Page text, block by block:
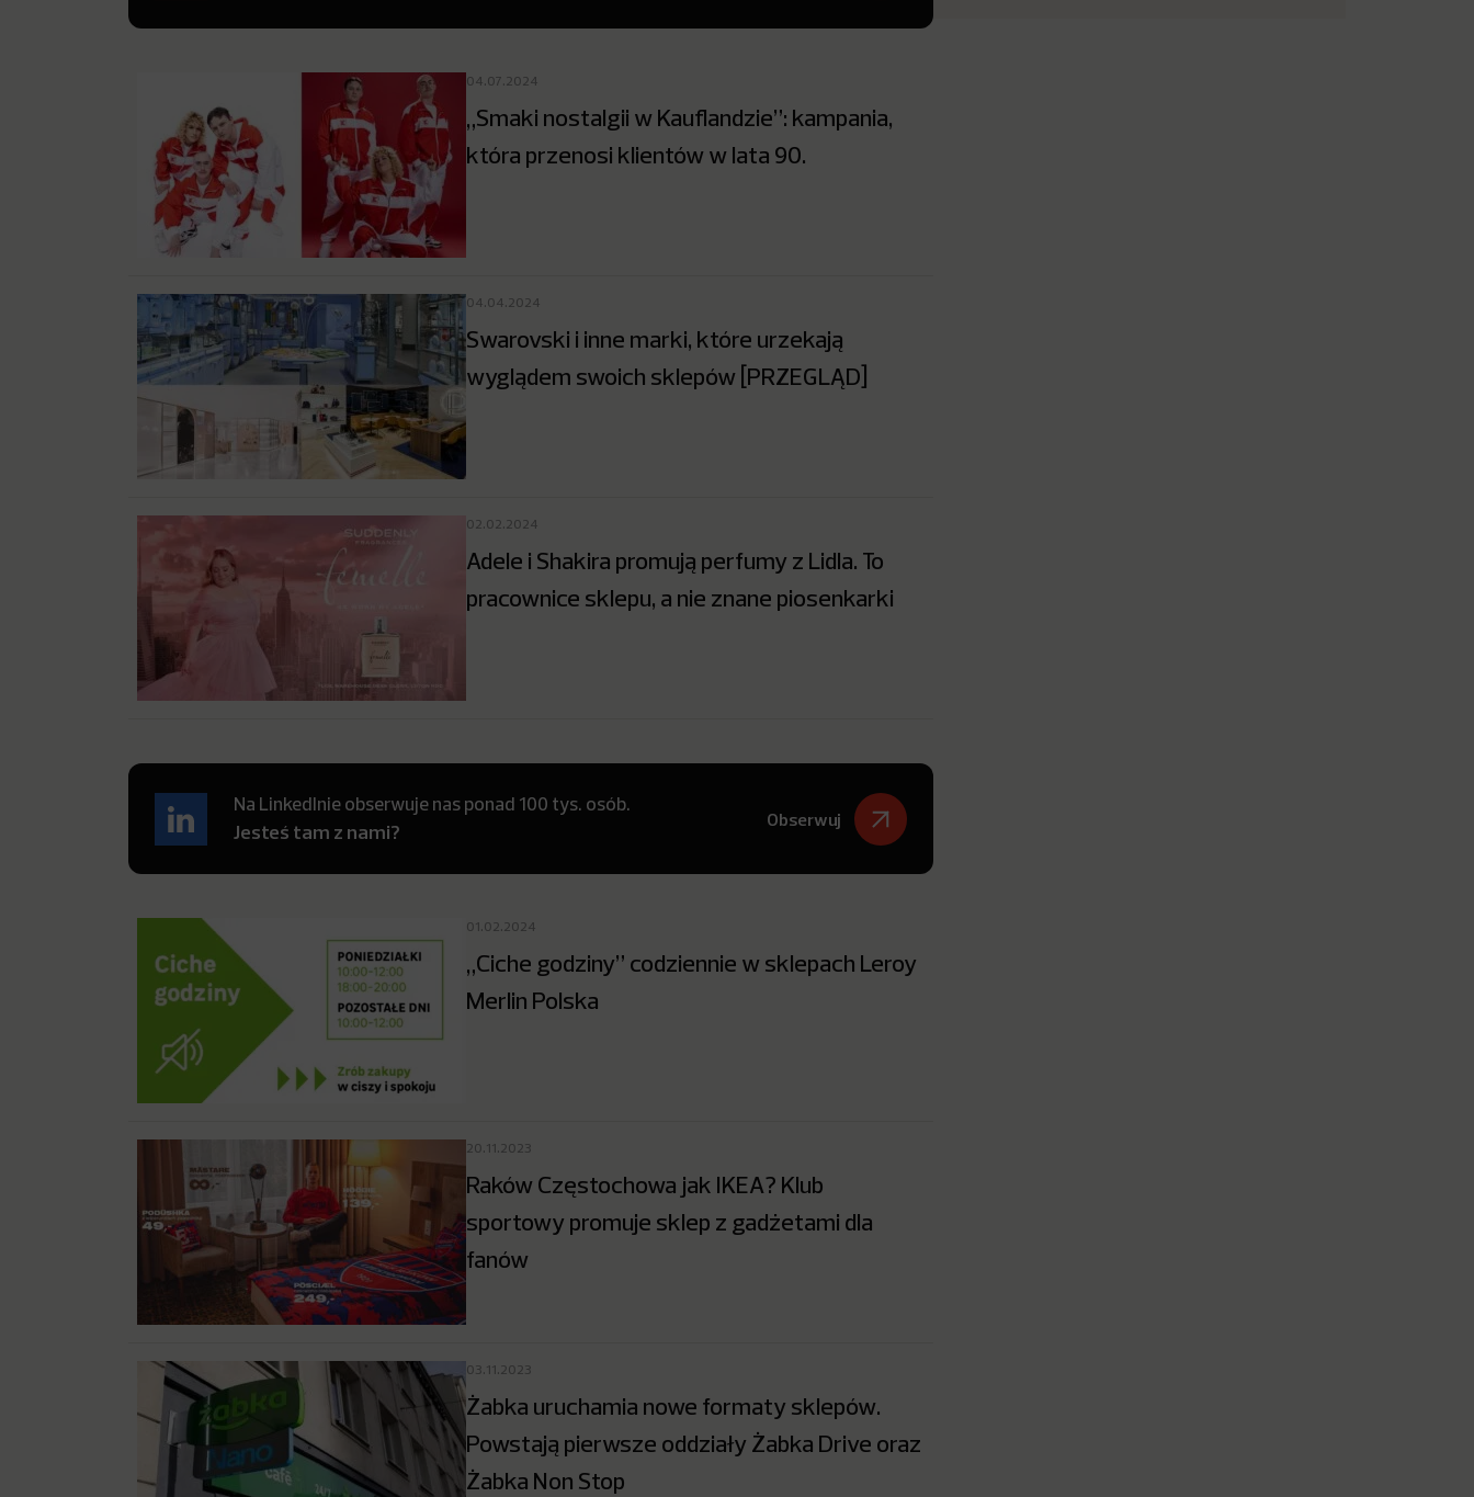
04.07.2024
„Smaki nostalgii w Kauflandzie”: kampania,
która przenosi klientów w lata 90.
04.04.2024
Swarovski i inne marki, które urzekają
wyglądem swoich sklepów [PRZEGLĄD]
02.02.2024
Adele i Shakira promują perfumy z Lidla. To
pracownice sklepu, a nie znane piosenkarki
Na LinkedInie obserwuje nas ponad 100 tys. osób.
Jesteś tam z nami?
Obserwuj
01.02.2024
„Ciche godziny” codziennie w sklepach Leroy
Merlin Polska
20.11.2023
Raków Częstochowa jak IKEA? Klub
sportowy promuje sklep z gadżetami dla
fanów
03.11.2023
Żabka uruchamia nowe formaty sklepów.
Powstają pierwsze oddziały Żabka Drive oraz
Żabka Non Stop